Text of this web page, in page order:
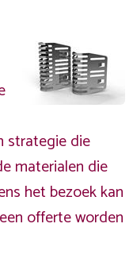
strategie die
materialen die
het bezoek kan
offerte worden